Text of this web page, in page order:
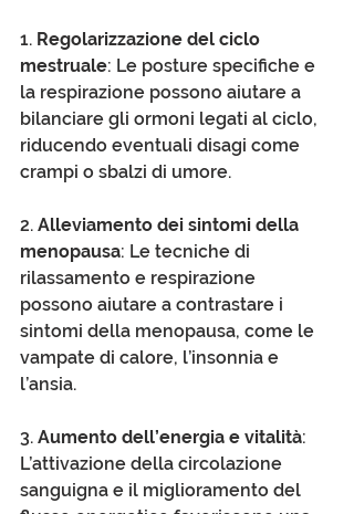
1. Regolarizzazione del ciclo
mestruale: Le posture specifiche e
la respirazione possono aiutare a
bilanciare gli ormoni legati al ciclo,
riducendo eventuali disagi come
crampi o sbalzi di umore.
2. Alleviamento dei sintomi della
menopausa: Le tecniche di
rilassamento e respirazione
possono aiutare a contrastare i
sintomi della menopausa, come le
vampate di calore, l’insonnia e
l’ansia.
3. Aumento dell’energia e vitalità:
L’attivazione della circolazione
sanguigna e il miglioramento del